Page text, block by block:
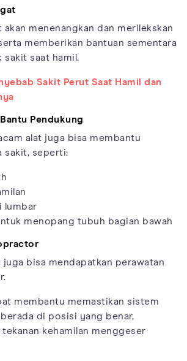
akan menenangkan dan merilekskan
memberikan bantuan sementara
sakit saat hamil.
Sakit Perut Saat Hamil dan
Pendukung
alat juga bisa membantu
sakit, seperti:
lumbar
menopang tubuh bagian bawah
juga bisa mendapatkan perawatan
membantu memastikan sistem
di posisi yang benar,
kehamilan menggeser